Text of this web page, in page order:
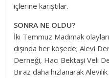
içlerine karıştılar.
SONRA NE OLDU?
İki Temmuz Madımak
dışında her köşede; Alevi
Derneği, Hacı Bektaşi Veli
Biraz daha hızlanarak